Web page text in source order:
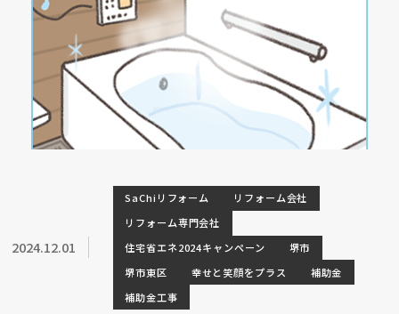
2024.12.01
SaChiリフォーム
リフォーム会社
リフォーム専門会社
住宅省エネ2024キャンペーン
堺市
堺市東区
幸せと笑顔をプラス
補助金
補助金工事